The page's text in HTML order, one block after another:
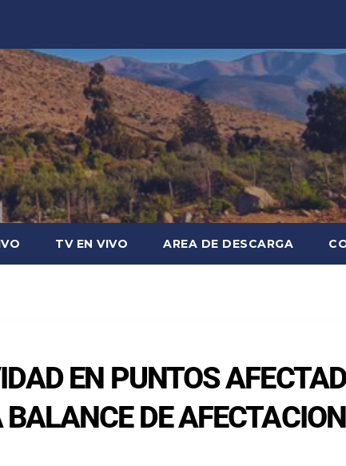
TV EN VIVO AREA DE DESCARGA
EN PUNTOS
DE